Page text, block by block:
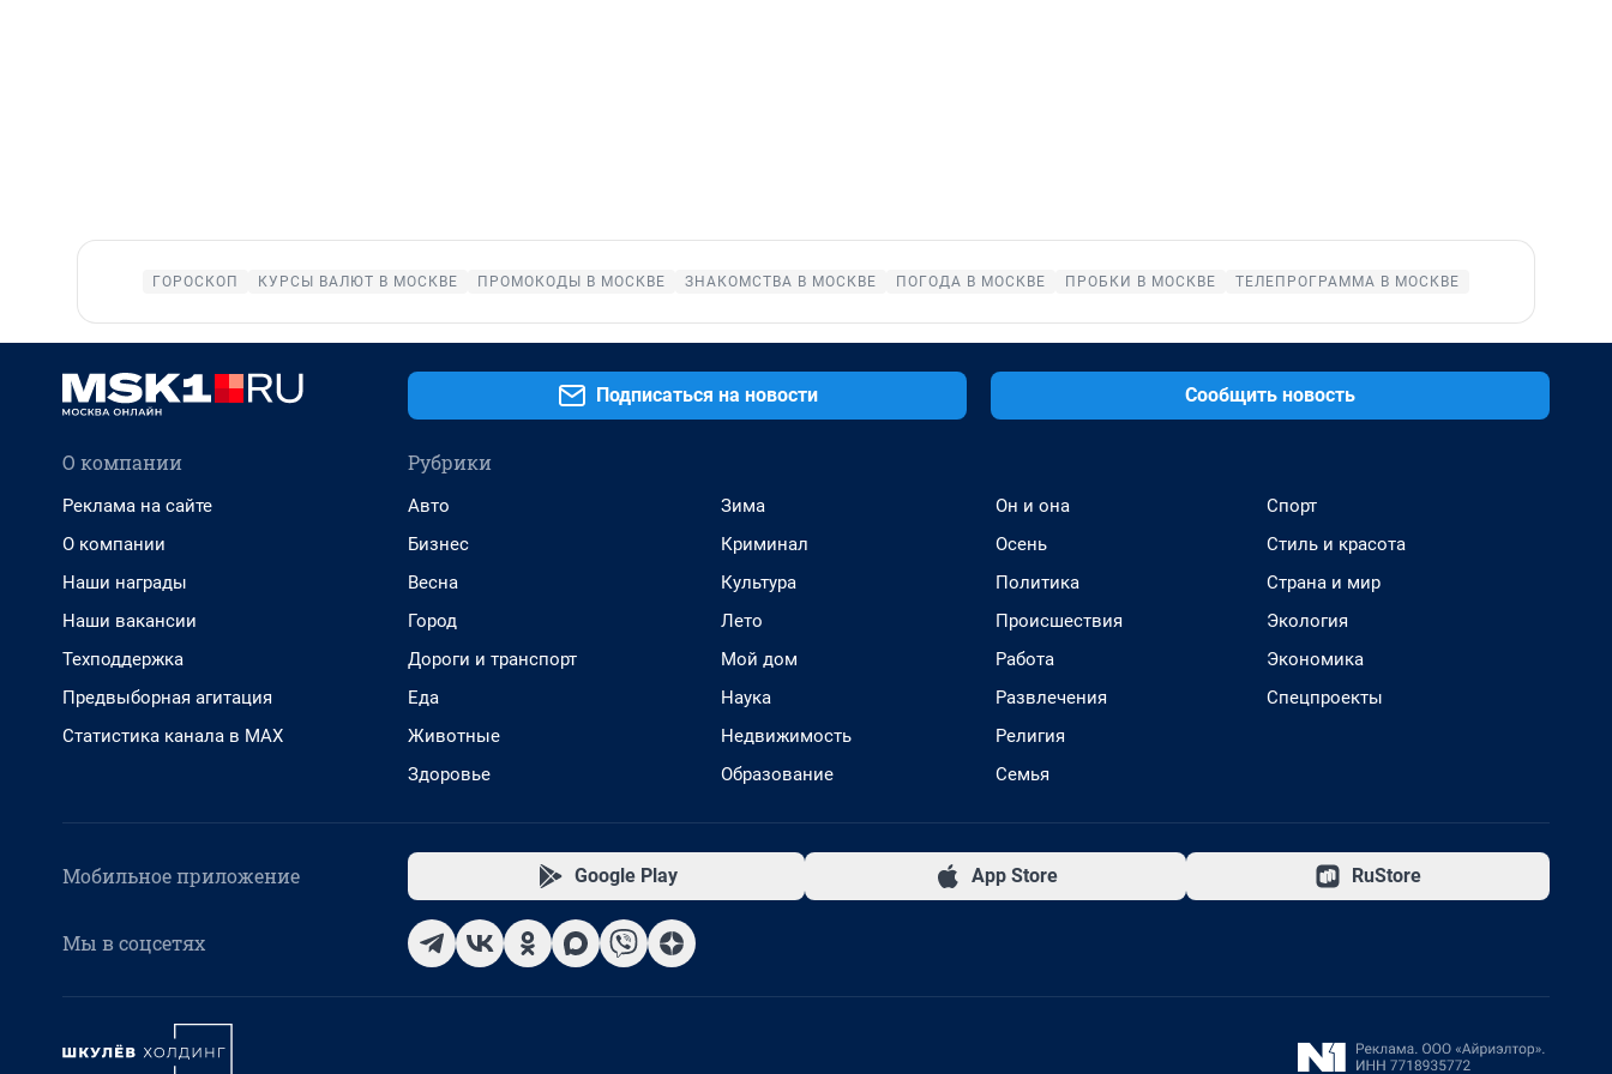
ГОРОСКОП КУРСЫ ВАЛЮТ В МОСКВЕ ПРОМОКОДЫ В МОСКВЕ ЗНАКОМСТВА В МОСКВЕ ПОГОДА В МОСКВЕ ПРОБКИ В МОСКВЕ ТЕЛЕПРОГРАММА В МОСКВЕ
Подписаться на новости Сообщить новость
О компании
Реклама на сайте
О компании
Наши награды
Наши вакансии
Техподдержка
Предвыборная агитация
Статистика канала в MAX
Рубрики
Авто
Бизнес
Весна
Город
Дороги и транспорт
Еда
Животные
Здоровье
Зима
Криминал
Культура
Лето
Мой дом
Наука
Недвижимость
Образование
Он и она
Осень
Политика
Происшествия
Работа
Развлечения
Религия
Семья
Спорт
Стиль и красота
Страна и мир
Экология
Экономика
Спецпроекты
Мобильное приложение Google Play App Store RuStore
Мы в соцсетях